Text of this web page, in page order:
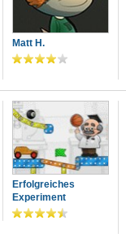
Matt H.
Erfolgreiches
Experiment